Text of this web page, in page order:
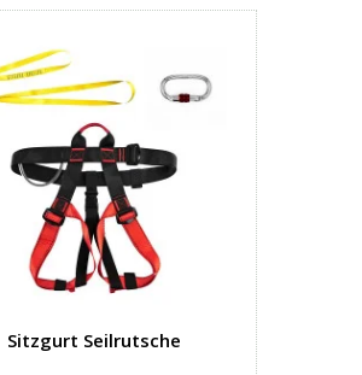
Sitzgurt Seilrutsche